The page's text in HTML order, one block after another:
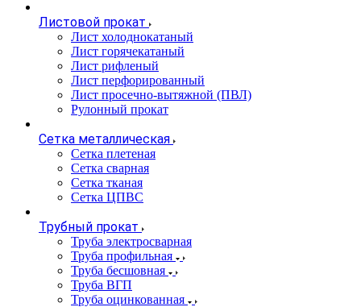
Листовой прокат
Лист холоднокатаный
Лист горячекатаный
Лист рифленый
Лист перфорированный
Лист просечно-вытяжной (ПВЛ)
Рулонный прокат
Сетка металлическая
Сетка плетеная
Сетка сварная
Сетка тканая
Сетка ЦПВС
Трубный прокат
Труба электросварная
Труба профильная
Труба бесшовная
Труба ВГП
Труба оцинкованная